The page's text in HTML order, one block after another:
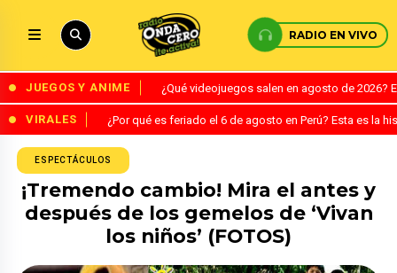
RADIO EN VIVO
JUEGOS Y ANIME ¿Qué videojuegos salen en agosto de
VIRALES ¿Por qué es feriado el 6 de agosto en Perú? Esta es la
ESPECTÁCULOS
¡Tremendo cambio! Mira el antes y
después de los gemelos de ‘Vivan
los niños’ (FOTOS)